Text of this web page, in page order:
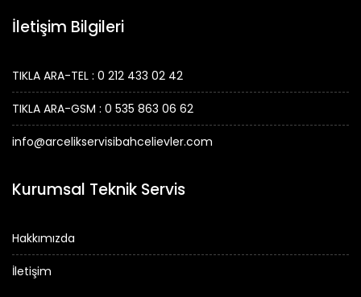
İletişim Bilgileri
TIKLA ARA-TEL : 0 212 433 02 42
TIKLA ARA-GSM : 0 535 863 06 62
info@arcelikservisibahcelievler.com
Kurumsal Teknik Servis
Hakkımızda
İletişim